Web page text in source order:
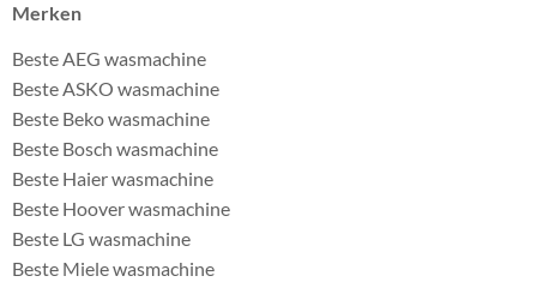
Merken
Beste AEG wasmachine
Beste ASKO wasmachine
Beste Beko wasmachine
Beste Bosch wasmachine
Beste Haier wasmachine
Beste Hoover wasmachine
Beste LG wasmachine
Beste Miele wasmachine